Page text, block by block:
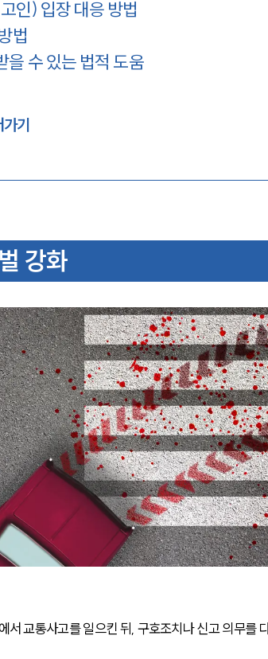
인) 입장 대응 방법
법
을 수 있는 법적 도움
기
강화
서 교통사고를 일으킨 뒤, 구호조치나 신고 의무를